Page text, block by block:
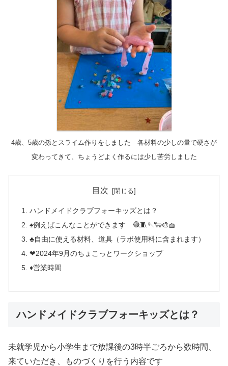
4歳、5歳の孫とスライム作りをしました 各材料の少しの量で硬さが
変わってきて、ちょうどよく作るには少し苦労しました
目次
ハンドメイドクラブフォーキッズとは？
♠️例えばこんなことができます 🧶🧵🪡🐑🎨🧺
♣️自由に使える材料、道具（ラボ使用料に含まれます）
❤︎2024年9月のちょこっとワークショップ
♦︎営業時間
ハンドメイドクラブフォーキッズとは？
未就学児から小学生まで放課後の3時半ごろから数時間、
来ていただき、ものづくりを行う内容です